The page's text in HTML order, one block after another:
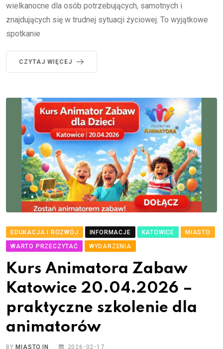
wielkanocne dla osób potrzebujących, samotnych i
znajdujących się w trudnej sytuacji życiowej. To wyjątkowe
spotkanie
CZYTAJ WIĘCEJ
EDUKACJA I ROZWÓJ INFORMACJE KATOWICE
MIASTO
WARTO PRZECZYTAĆ
WYDARZENIA
Kurs Animatora Zabaw
Katowice 20.04.2026 –
praktyczne szkolenie dla
animatorów
BYMIASTO.IN 2026-02-17